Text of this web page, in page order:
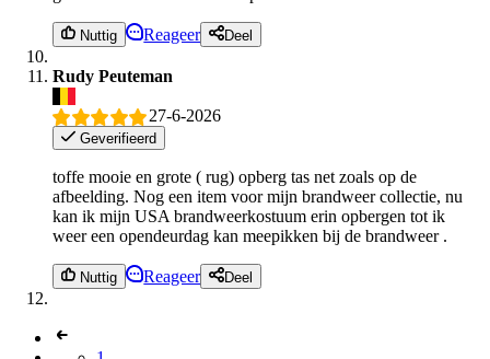
Nuttig Reageer Deel
Rudy Peuteman
27-6-2026
Geverifieerd
toffe mooie en grote ( rug) opberg tas net zoals op de
afbeelding. Nog een item voor mijn brandweer collectie, nu
kan ik mijn USA brandweerkostuum erin opbergen tot ik
weer een opendeurdag kan meepikken bij de brandweer .
Nuttig Reageer Deel